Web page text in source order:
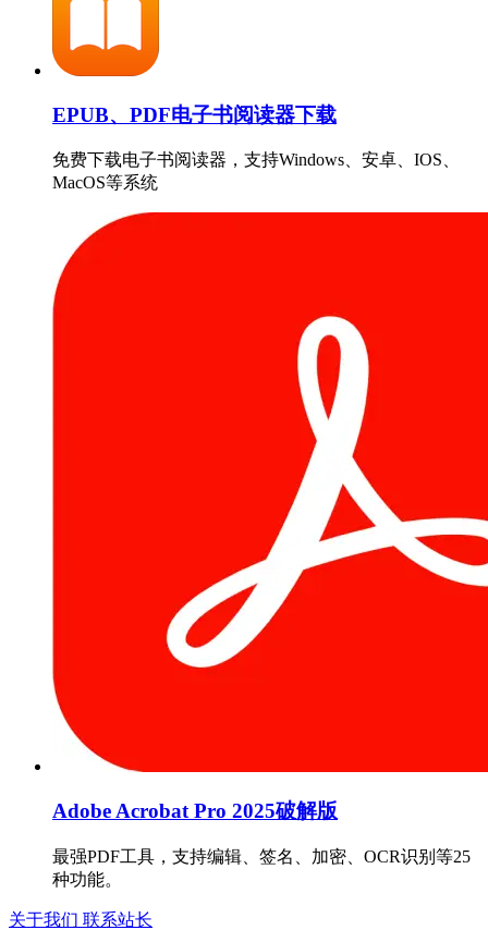
EPUB、PDF电子书阅读器下载
免费下载电子书阅读器，支持Windows、安卓、IOS、
MacOS等系统
Adobe Acrobat Pro 2025破解版
最强PDF工具，支持编辑、签名、加密、OCR识别等25
种功能。
关于我们 联系站长